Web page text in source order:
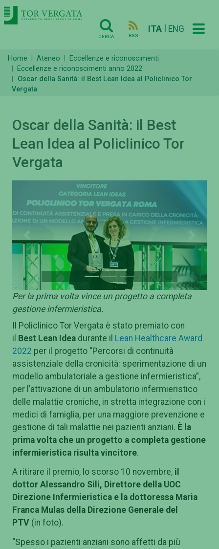
CERCA RSS
ITA ENG
Home Ateneo
Eccellenze e riconoscimenti
Eccellenze e riconoscimenti anno 2022
Oscar della Sanità: il Best Lean Idea al Policlinico Tor
Vergata
Oscar della Sanità: il Best
Lean Idea al Policlinico Tor
Vergata
Previous Next
Per la prima volta vince un progetto a completa
gestione infermieristica.
Il Policlinico Tor Vergata è stato premiato con
il Best Lean Idea durante il Lean Healthcare Award
2022 per il progetto “Percorsi di continuità
assistenziale della cronicità: sperimentazione di un
modello ambulatoriale a gestione infermieristica”,
per l’attivazione di un ambulatorio infermieristico
delle malattie croniche, in stretta integrazione con i
medici di famiglia, per una maggiore prevenzione e
gestione di tali malattie nei pazienti anziani. È la
prima volta che un progetto a completa gestione
infermieristica risulta vincitore.
A ritirare il premio, lo scorso 10 novembre, il
dottor Alessandro Sili, Direttore della UOC
Direzione Infermieristica e la dottoressa Maria
Franca Mulas della Direzione Generale del
PTV (in foto).
“Spesso i pazienti anziani sono affetti da più